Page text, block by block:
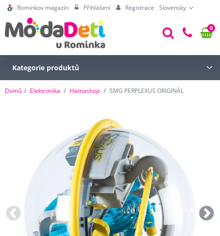
Rominkov magazín Přihlášení Registrace Slovensky
0
Kategorie produktů
Domů Elektronika Hamashop SMG PERPLEXUS ORIGINÁL